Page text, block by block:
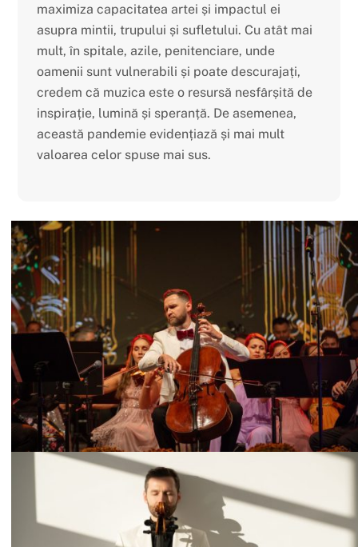
maximiza capacitatea artei și impactul ei
asupra mintii, trupului și sufletului. Cu atât mai
mult, în spitale, azile, penitenciare, unde
oamenii sunt vulnerabili și poate descurajați,
credem că muzica este o resursă nesfârșită de
inspirație, lumină și speranță. De asemenea,
această pandemie evidențiază și mai mult
valoarea celor spuse mai sus.